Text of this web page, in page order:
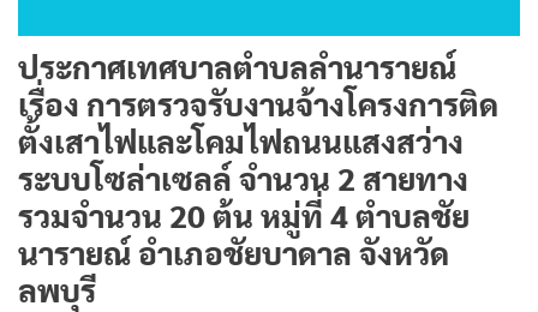
ประกาศเทศบาลตำบลลำนารายณ์
เรื่อง การตรวจรับงานจ้างโครงการติด
ตั้งเสาไฟและโคมไฟถนนแสงสว่าง
ระบบโซล่าเซลล์ จำนวน 2 สายทาง
รวมจำนวน 20 ต้น หมู่ที่ 4 ตำบลชัย
นารายณ์ อำเภอชัยบาดาล จังหวัด
ลพบุรี